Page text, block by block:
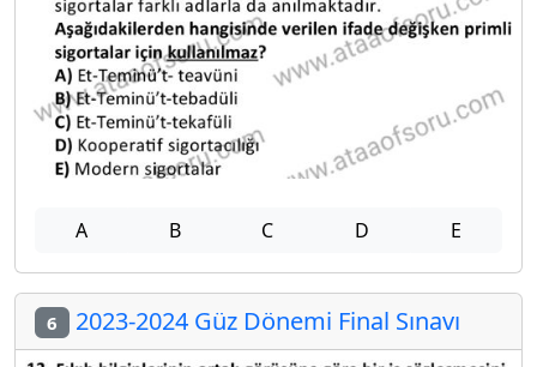
A B C D E
6 2023-2024 Güz Dönemi Final Sınavı